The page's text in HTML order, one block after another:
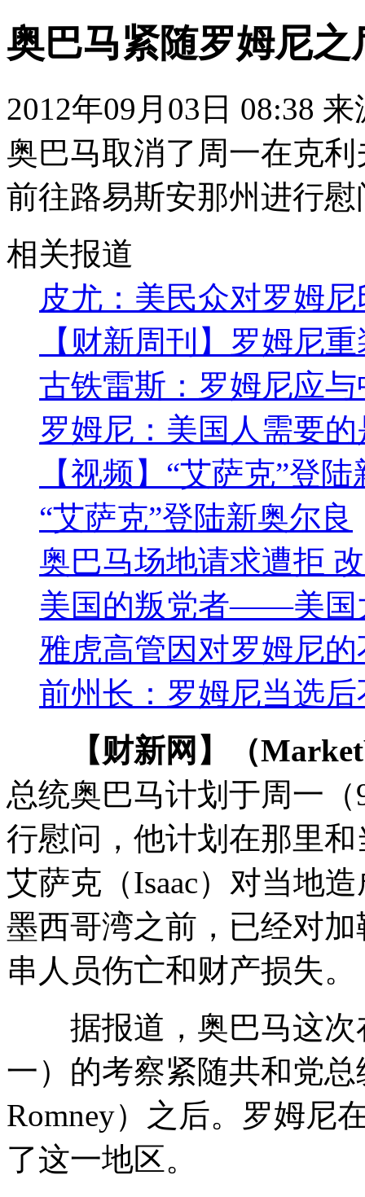
奥巴马紧随罗姆尼
2012年09月03日 08:38
奥巴马取消了周一在克
前往路易斯安那州进行慰
相关报道
皮尤：美民众对罗姆
【财新周刊】罗姆尼
古铁雷斯：罗姆尼应
罗姆尼：美国人需要
【视频】“艾萨克”登
“艾萨克”登陆新奥尔良
奥巴马场地请求遭拒
美国的叛党者——美国
雅虎高管因对罗姆尼
前州长：罗姆尼当选
【财新网】（
总统奥巴马计划于周一
行慰问，他计划在那里
艾萨克（Isaac）对当地
墨西哥湾之前，已经对
串人员伤亡和财产损失。
据报道，奥巴马这次
一）的考察紧随共和党
Romney）之后。罗姆尼
了这一地区。